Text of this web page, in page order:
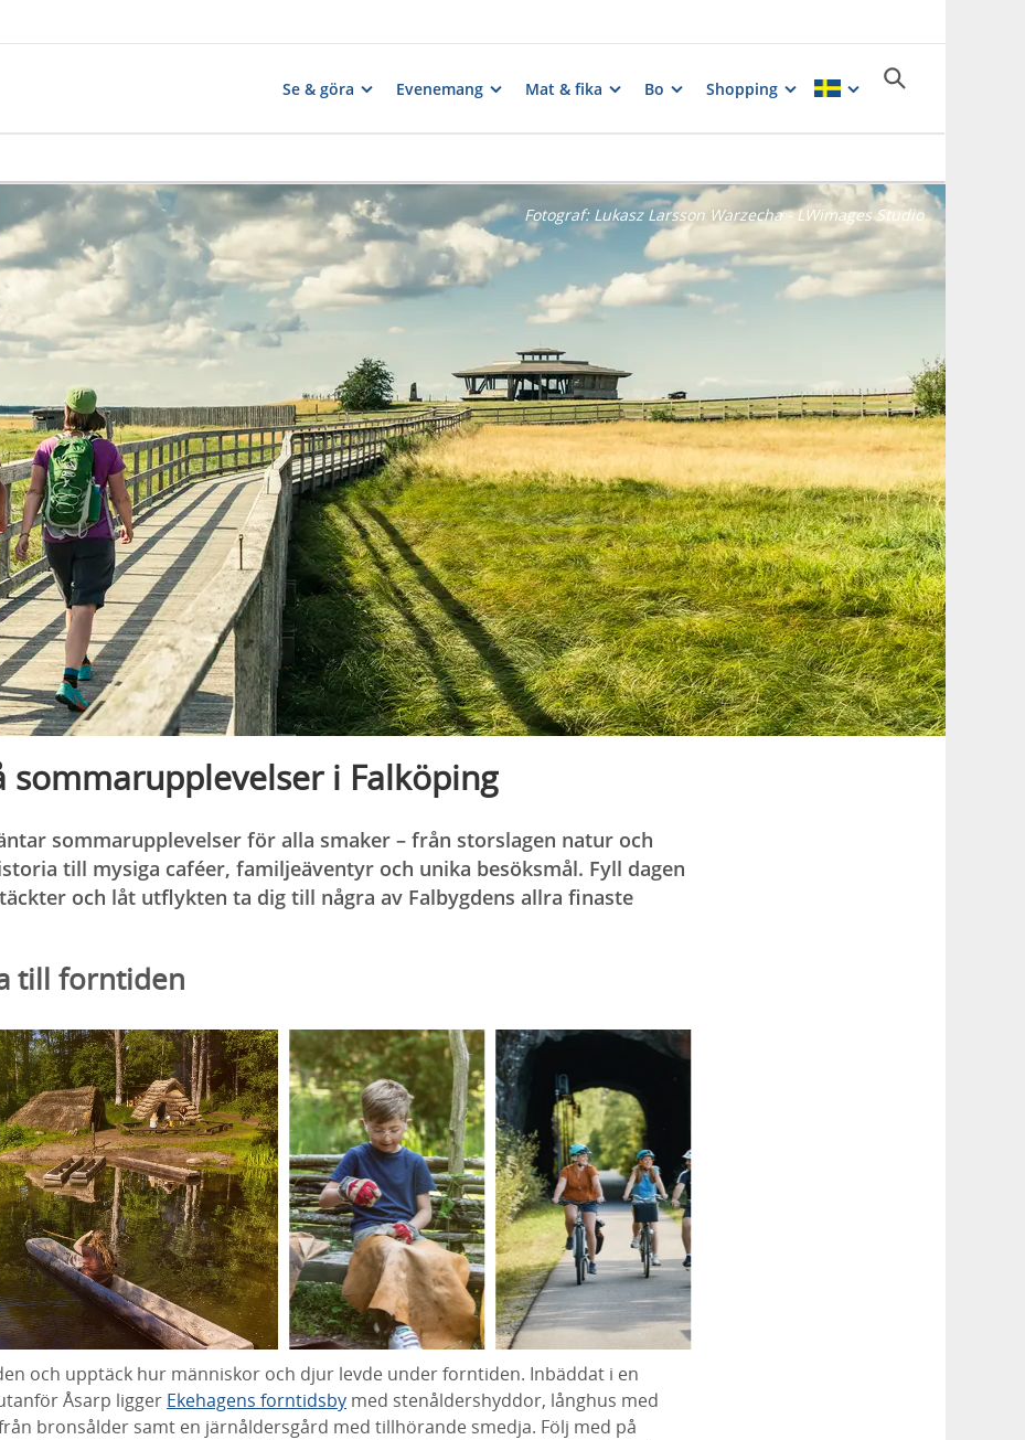
Se & göra Evenemang Mat & fika Bo Shopping
Fotograf: Lukasz Larsson Warzecha - LWimages Studio
sommarupplevelser i Falköping
sommarupplevelser för alla smaker – från storslagen natur och
till mysiga caféer, familjeäventyr och unika besöksmål. Fyll dagen
och låt utflykten ta dig till några av Falbygdens allra finaste
till forntiden
och upptäck hur människor och djur levde under forntiden. Inbäddat i en
Åsarp ligger Ekehagens forntidsby med stenåldershyddor, långhus med
bronsålder samt en järnåldersgård med tillhörande smedja. Följ med på